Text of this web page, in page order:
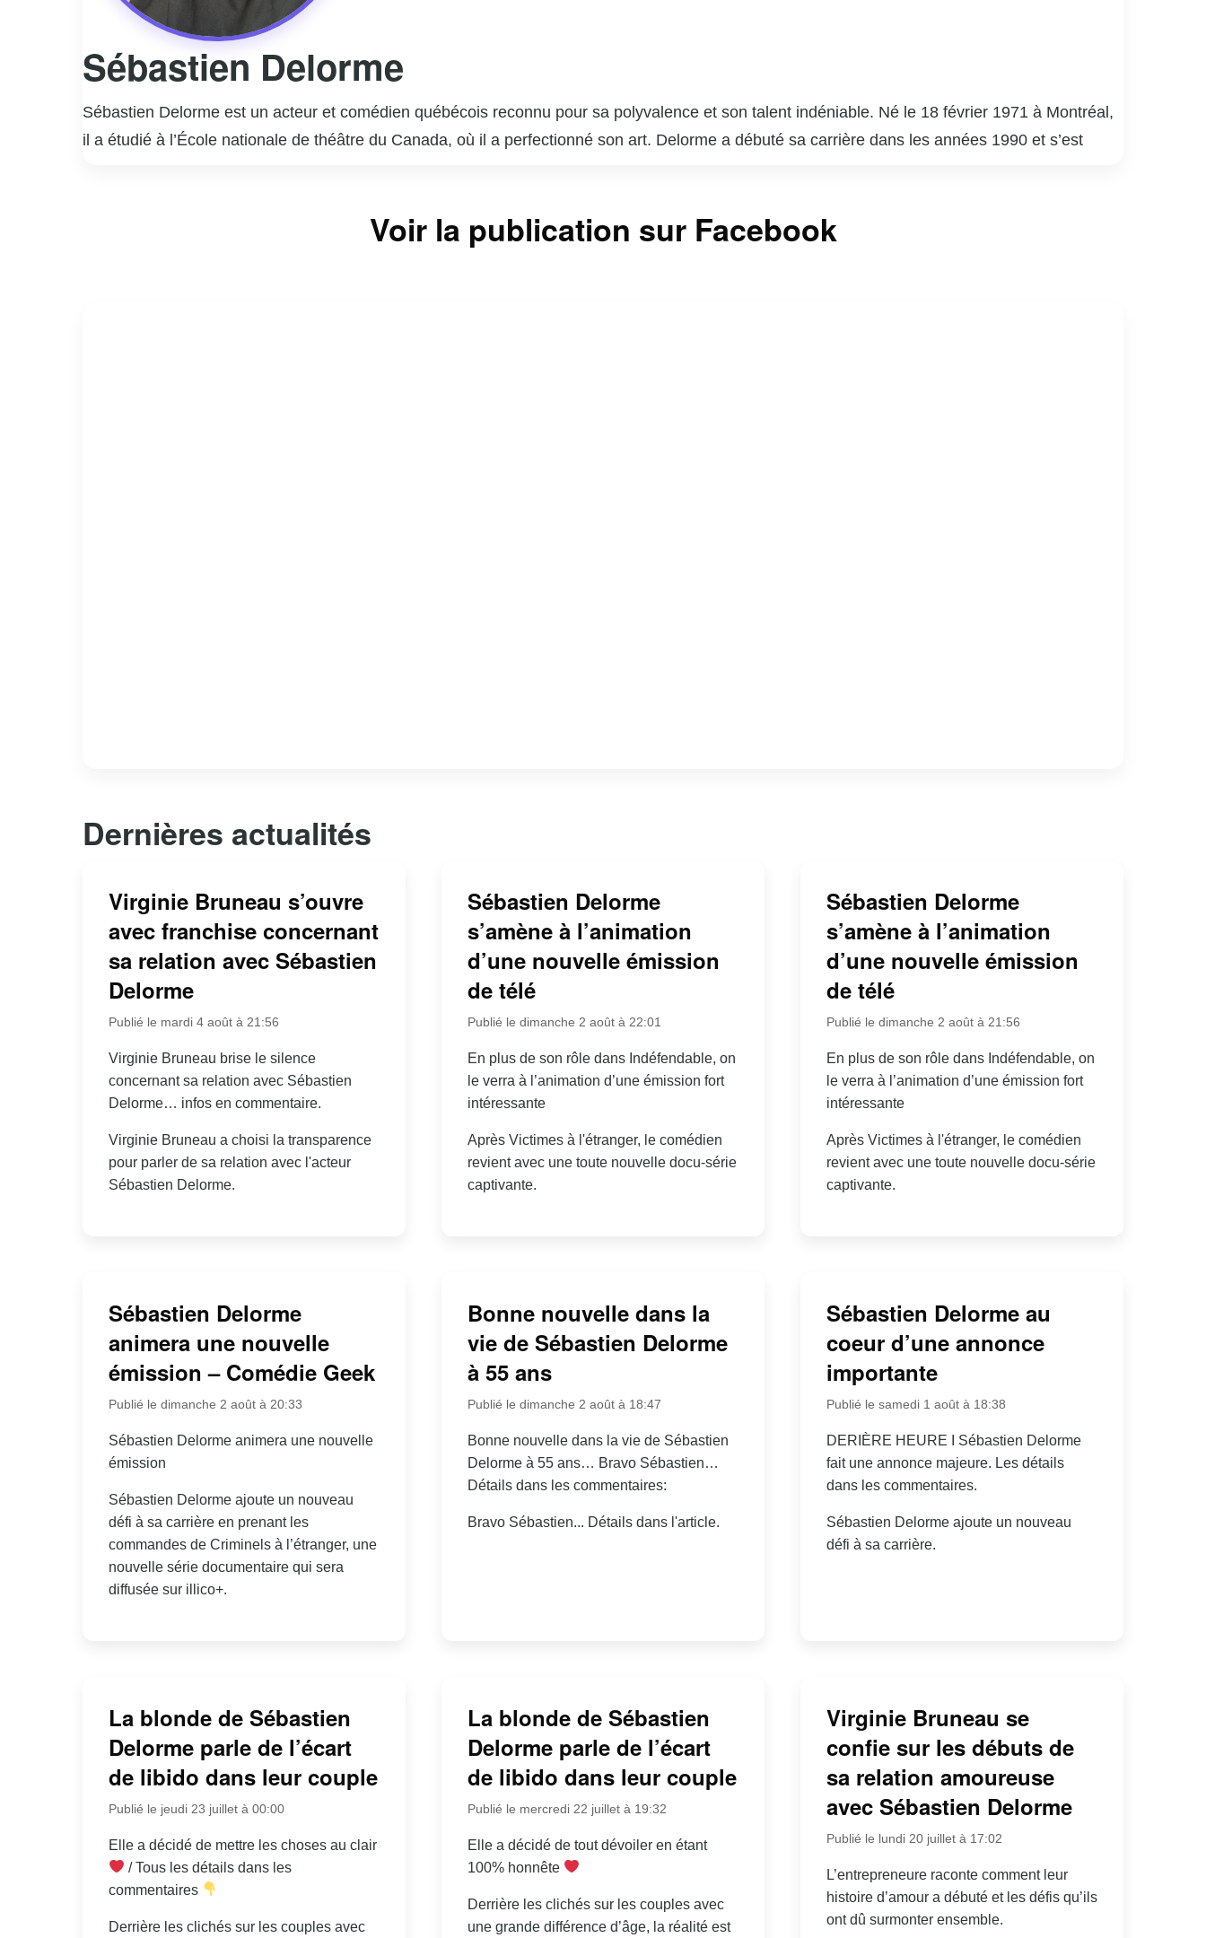
Sébastien Delorme
Sébastien Delorme est un acteur et comédien québécois reconnu pour sa polyvalence et son talent indéniable. Né le 18 février 1971 à Montréal,
il a étudié à l’École nationale de théâtre du Canada, où il a perfectionné son art. Delorme a débuté sa carrière dans les années 1990 et s’est
interprétation nuancée et authentique de personnages complexes lui a valu l’admiration du public et de la critique. En plus de ses performances à
Voir la publication sur Facebook
Dernières actualités
Virginie Bruneau s’ouvre
avec franchise concernant
sa relation avec Sébastien
Delorme
Publié le mardi 4 août à 21:56
Virginie Bruneau brise le silence
concernant sa relation avec Sébastien
Delorme… infos en commentaire.
Virginie Bruneau a choisi la transparence
pour parler de sa relation avec l'acteur
Sébastien Delorme.
Sébastien Delorme
s’amène à l’animation
d’une nouvelle émission
de télé
Publié le dimanche 2 août à 22:01
En plus de son rôle dans Indéfendable, on
le verra à l’animation d’une émission fort
intéressante
Après Victimes à l'étranger, le comédien
revient avec une toute nouvelle docu-série
captivante.
Sébastien Delorme
s’amène à l’animation
d’une nouvelle émission
de télé
Publié le dimanche 2 août à 21:56
En plus de son rôle dans Indéfendable, on
le verra à l’animation d’une émission fort
intéressante
Après Victimes à l'étranger, le comédien
revient avec une toute nouvelle docu-série
captivante.
Sébastien Delorme
animera une nouvelle
émission – Comédie Geek
Publié le dimanche 2 août à 20:33
Sébastien Delorme animera une nouvelle
émission
Sébastien Delorme ajoute un nouveau
défi à sa carrière en prenant les
commandes de Criminels à l’étranger, une
nouvelle série documentaire qui sera
diffusée sur illico+.
Bonne nouvelle dans la
vie de Sébastien Delorme
à 55 ans
Publié le dimanche 2 août à 18:47
Bonne nouvelle dans la vie de Sébastien
Delorme à 55 ans… Bravo Sébastien…
Détails dans les commentaires:
Bravo Sébastien... Détails dans l'article.
Sébastien Delorme au
coeur d’une annonce
importante
Publié le samedi 1 août à 18:38
DERIÈRE HEURE I Sébastien Delorme
fait une annonce majeure. Les détails
dans les commentaires.
Sébastien Delorme ajoute un nouveau
défi à sa carrière.
La blonde de Sébastien
Delorme parle de l’écart
de libido dans leur couple
Publié le jeudi 23 juillet à 00:00
Elle a décidé de mettre les choses au clair
/ Tous les détails dans les
commentaires
Derrière les clichés sur les couples avec
La blonde de Sébastien
Delorme parle de l’écart
de libido dans leur couple
Publié le mercredi 22 juillet à 19:32
Elle a décidé de tout dévoiler en étant
100% honnête
Derrière les clichés sur les couples avec
une grande différence d’âge, la réalité est
Virginie Bruneau se
confie sur les débuts de
sa relation amoureuse
avec Sébastien Delorme
Publié le lundi 20 juillet à 17:02
L’entrepreneure raconte comment leur
histoire d’amour a débuté et les défis qu’ils
ont dû surmonter ensemble.